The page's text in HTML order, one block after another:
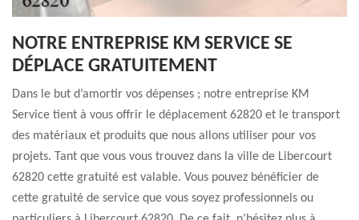
NOTRE ENTREPRISE KM SERVICE SE
DÉPLACE GRATUITEMENT
Dans le but d’amortir vos dépenses ; notre entreprise KM
Service tient à vous offrir le déplacement 62820 et le transport
des matériaux et produits que nous allons utiliser pour vos
projets. Tant que vous vous trouvez dans la ville de Libercourt
62820 cette gratuité est valable. Vous pouvez bénéficier de
cette gratuité de service que vous soyez professionnels ou